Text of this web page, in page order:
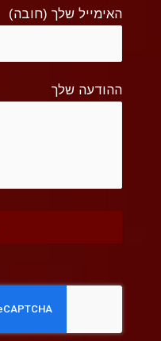
האימייל שלך (חובה)
ההודעה שלך